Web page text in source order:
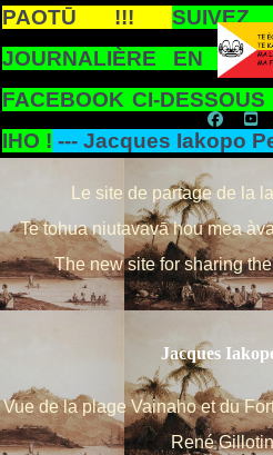
PAOTŪ !!!
JOURNALIÈRE EN
FACEBOOK CI-
IHO ! --- Jacques Iakopo
Le site de partage de la
Te tohua niutavavā hou mea
The new site for sharing
Jacques
Vue de la plage Vainaho et du
René